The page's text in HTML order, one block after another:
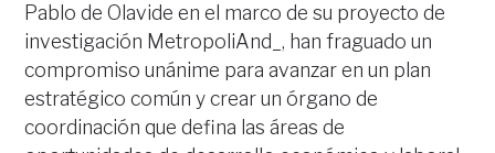
Pablo de Olavide en el marco de su proyecto de
investigación MetropoliAnd_, han fraguado un
compromiso unánime para avanzar en un plan
estratégico común y crear un órgano de
coordinación que defina las áreas de